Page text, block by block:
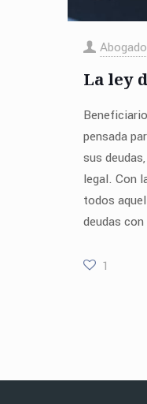
La ley
pensada
sus
legal. Con
todos
deudas
1